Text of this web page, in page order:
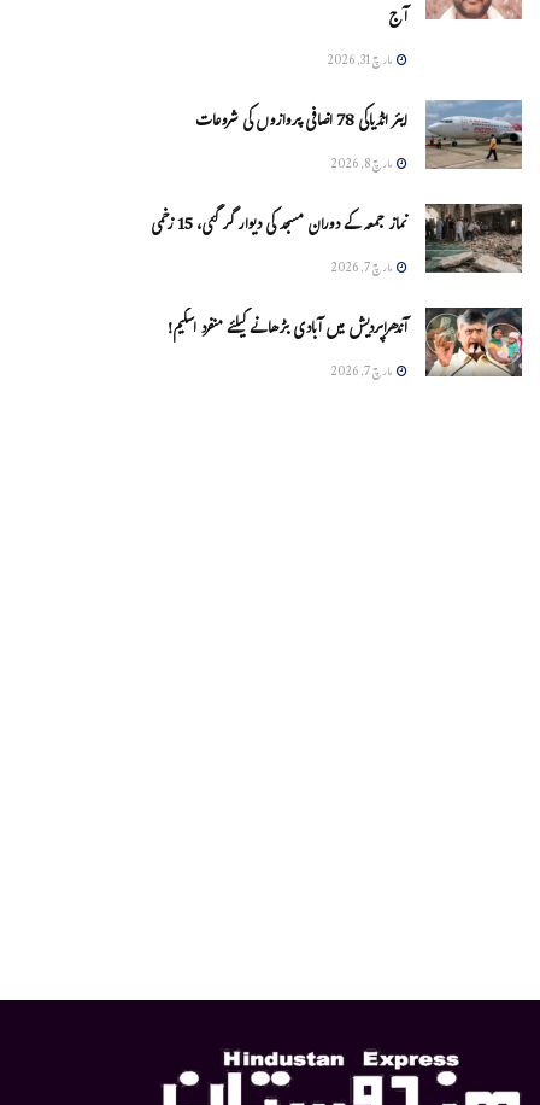
آج
مارچ 31, 2026
ایئر انڈیاکی 78 اضافی پروازوں کی شروعات
مارچ 8, 2026
نماز جمعہ کے دوران مسجد کی دیوار گر گئی، 15 زخمی
مارچ 7, 2026
آندھراپردیش میں آبادی بڑھانے کیلئے منفرد اسکیم!
مارچ 7, 2026